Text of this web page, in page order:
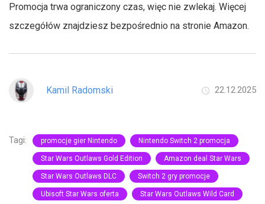
Promocja trwa ograniczony czas, więc nie zwlekaj. Więcej
szczegółów znajdziesz bezpośrednio na stronie Amazon.
Kamil Radomski 22.12.2025
Tagi: promocje gier Nintendo Nintendo Switch 2 promocja
Star Wars Outlaws Gold Edition Amazon deal Star Wars
Star Wars Outlaws DLC Switch 2 gry promocje
Ubisoft Star Wars oferta Star Wars Outlaws Wild Card